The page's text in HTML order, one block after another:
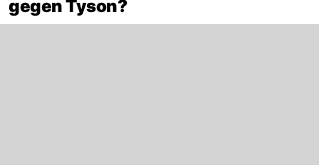
gegen Tyson?